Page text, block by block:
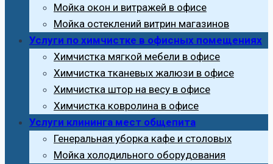
Мойка окон и витражей в офисе
Мойка остеклений витрин магазинов
Услуги по химчистке в офисных помещениях
Химчистка мягкой мебели в офисе
Химчистка тканевых жалюзи в офисе
Химчистка штор на весу в офисе
Химчистка ковролина в офисе
Услуги клининга мест общепита
Генеральная уборка кафе и столовых
Мойка холодильного оборудования